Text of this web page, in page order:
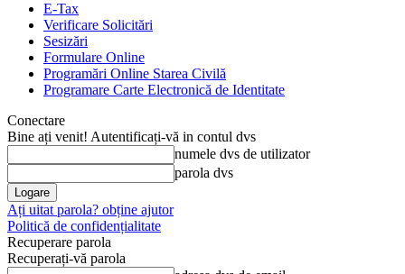
E-Tax
Verificare Solicitări
Sesizări
Formulare Online
Programări Online Starea Civilă
Programare Carte Electronică de Identitate
Conectare
Bine ați venit! Autentificați-vă in contul dvs
numele dvs de utilizator
parola dvs
Ați uitat parola? obține ajutor
Politică de confidențialitate
Recuperare parola
Recuperați-vă parola